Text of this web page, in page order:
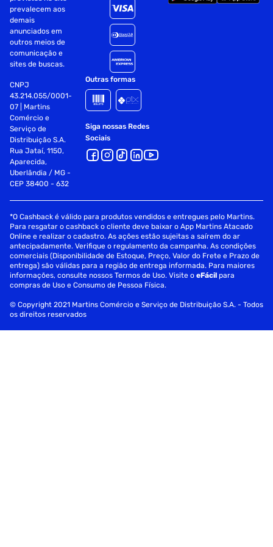
prevalecem aos
demais
anunciados em
outros meios de
comunicação e
sites de buscas.
CNPJ
43.214.055/0001-
07 | Martins
Comércio e
Serviço de
Distribuição S.A.
Rua Jataí, 1150,
Aparecida,
Uberlândia / MG -
CEP 38400 - 632
Outras formas
Siga nossas Redes
Sociais
*O Cashback é válido para produtos vendidos e entregues pelo Martins.
Para resgatar o cashback o cliente deve baixar o App Martins Atacado
Online e realizar o cadastro. As ações estão sujeitas a saírem do ar
antecipadamente. Verifique o regulamento da campanha. As condições
comerciais (Disponibilidade de Estoque, Preço, Valor do Frete e Prazo de
entrega) são válidas para a região de entrega informada. Para maiores
informações, consulte nossos Termos de Uso. Visite oeFácil para
compras de Uso e Consumo de Pessoa Física.
© Copyright 2021 Martins Comércio e Serviço de Distribuição S.A. - Todos
os direitos reservados